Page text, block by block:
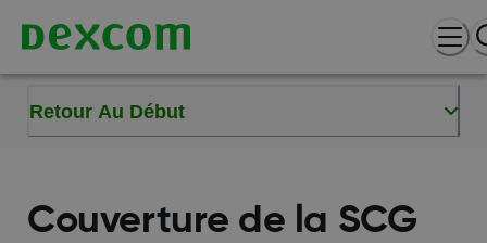
Retour Au Début
Couverture de la SCG